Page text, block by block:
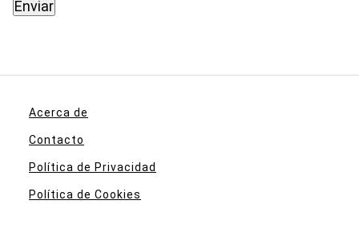
Acerca de
Contacto
Política de Privacidad
Política de Cookies